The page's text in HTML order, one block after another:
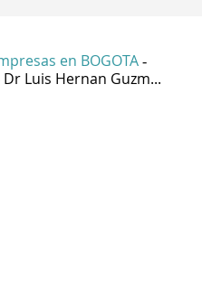
en BOGOTA -
Dr Luis Hernan Guzm...